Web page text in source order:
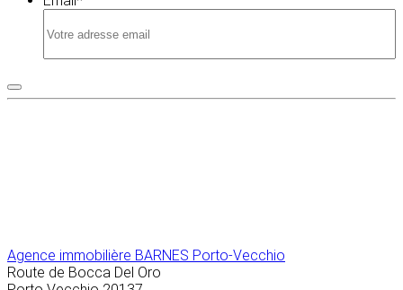
Agence immobilière BARNES Porto-Vecchio
Route de Bocca Del Oro